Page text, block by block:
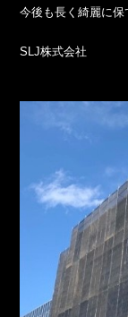
今後も長く綺麗に
SLJ株式会社